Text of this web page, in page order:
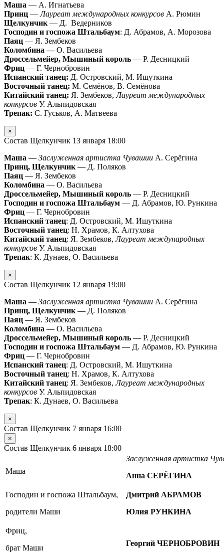
Маша — А. Игнатьева
Принц —Лауреат международных конкурсов А. Рюмин
Щелкунчик— Д. Ведерников
Господин и госпожа Штальбаум: Д. Абрамов, А. Морозова
Паяц — Я. Зембеков
Коломбина —О. Васильева
Дроссельмейер, Мышиный король — Р. Десницкий
Фриц — Г. Чернобровин
Испанский танец: Д. Островский, М. Ишуткина
Восточный танец: М. Семёнов, В. Семёнова
Китайский танец: Я. Зембеков,Лауреат международных
конкурсов У. Альпидовская
Трепак: С. Гуськов, А. Матвеева
×
Состав Щелкунчик 13 января 18:00
Маша — Заслуженная артистка Чувашии А. Серёгина
Принц, Щелкунчик— Д. Поляков
Паяц — Я. Зембеков
Коломбина — О. Васильева
Дроссельмейер, Мышиный король — Р. Десницкий
Господин и госпожа Штальбаум — Д. Абрамов, Ю. Рункина
Фриц — Г. Чернобровин
Испанский танец: Д. Островский, М. Ишуткина
Восточный танец: Н. Храмов, К. Алтухова
Китайский танец: Я. Зембеков,Лауреат международных
конкурсов У. Альпидовская
Трепак: К. Дунаев, О. Васильева
×
Состав Щелкунчик 12 января 19:00
Маша — Заслуженная артистка Чувашии А. Серёгина
Принц, Щелкунчик— Д. Поляков
Паяц — Я. Зембеков
Коломбина — О. Васильева
Дроссельмейер, Мышиный король — Р. Десницкий
Господин и госпожа Штальбаум — Д. Абрамов, Ю. Рункина
Фриц — Г. Чернобровин
Испанский танец: Д. Островский, М. Ишуткина
Восточный танец: Н. Храмов, К. Алтухова
Китайский танец: Я. Зембеков,Лауреат международных
конкурсов У. Альпидовская
Трепак: К. Дунаев, О. Васильева
×
Состав Щелкунчик 7 января 16:00
×
Состав Щелкунчик 6 января 18:00
Маша
Заслуженная артистка
Анна СЕРЁГИНА
Господин и госпожа Штальбаум,
родители Маши
Дмитрий АБРАМОВ
Юлия РУНКИНА
Фриц,
брат Маши
Георгий ЧЕРНОБРОВИН